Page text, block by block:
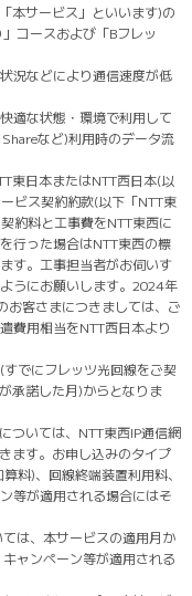
本サービス」といいます)の
コースおよび「Bフレッ
況などにより通信速度が低
適な状態・環境で利用して
など)利用時のデータ流
東日本またはNTT西日本(以
ビス契約約款(以下「NTT東
約料と工事費をNTT東西に
行った場合はNTT東西の標
す。工事担当者がお伺いす
うにお願いします。2024年
お客さまにつきましては、ご
費用相当をNTT西日本より
でにフレッツ光回線をご契
承諾した月)からとなりま
ついては、NTT東西IP通信網
ます。お申し込みのタイプ
料)、回線終端装置利用料、
等が適用される場合にはそ
は、本サービスの適用月か
ャンペーン等が適用される